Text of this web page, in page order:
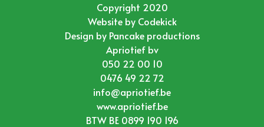
Copyright 2020
Website by Codekick
Design by Pancake productions
Apriotief bv
050 22 00 10
0476 49 22 72
info@apriotief.be
www.apriotief.be
BTW BE 0899 190 196